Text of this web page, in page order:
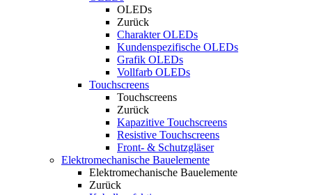
OLEDs
Zurück
Charakter OLEDs
Kundenspezifische OLEDs
Grafik OLEDs
Vollfarb OLEDs
Touchscreens
Touchscreens
Zurück
Kapazitive Touchscreens
Resistive Touchscreens
Front- & Schutzgläser
Elektromechanische Bauelemente
Elektromechanische Bauelemente
Zurück